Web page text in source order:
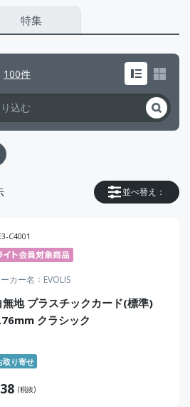
特集
100件
並べ替え：
C4001
カー名 EVOLIS
無地 プラスチックカード(標準)
クラシック
取り寄せ
38 (税抜)